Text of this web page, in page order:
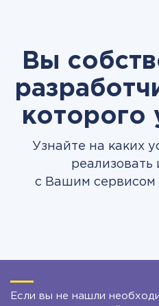
Вы
которого
Узнайте на каких
реализовать
с Вашим сервисом
Если вы не нашли